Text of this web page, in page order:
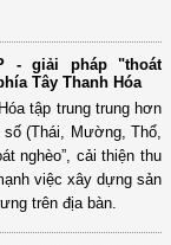
- giải pháp "thoát
Tây Thanh Hóa
tập trung trung hơn
số (Thái, Mường, Thổ,
nghèo”, cải thiện thu
việc xây dựng sản
trên địa bàn.